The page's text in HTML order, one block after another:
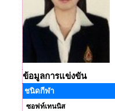
ข้อมูลการแข่งขัน
ชนิดกีฬา
ซอฟท์เทนนิส